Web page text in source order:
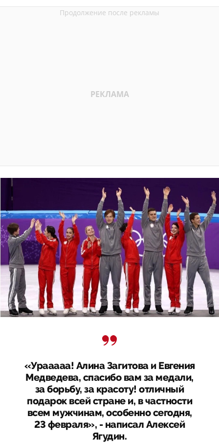
«Урааааа! Алина Загитова и Евгения
Медведева, спасибо вам за медали,
за борьбу, за красоту! отличный
подарок всей стране и, в частности
всем мужчинам, особенно сегодня,
23 февраля», - написал Алексей
Ягудин.